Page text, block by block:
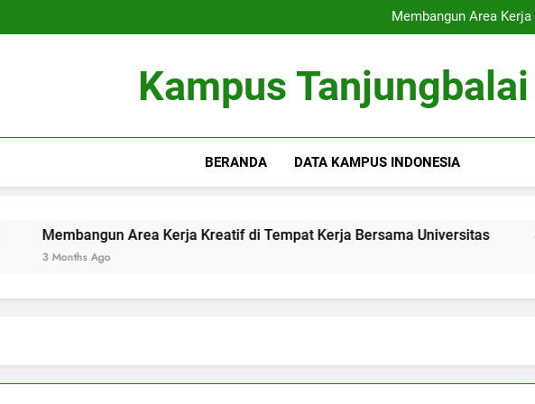
Membangun Area
Signifikansi Cinta
Membangun Area
Signifikansi Cinta
Kampus Tanjungbalai
BERANDA DATA KAMPUS INDONESIA
Area Kerja Kreatif di Tempat Kerja Bersama Universitas
Ago 3 Months